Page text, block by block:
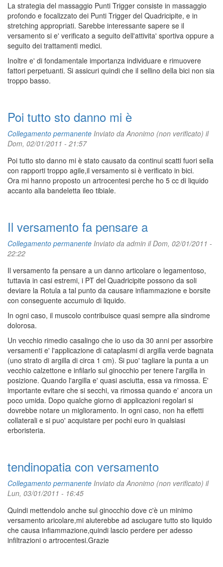
La strategia del massaggio Punti Trigger consiste in massaggio
profondo e focalizzato dei Punti Trigger del Quadricipite, e in
stretching appropriati. Sarebbe interessante sapere se il
versamento si e' verificato a seguito dell'attivita' sportiva oppure a
seguito dei trattamenti medici.
Inoltre e' di fondamentale importanza individuare e rimuovere
fattori perpetuanti. Si assicuri quindi che il sellino della bici non sia
troppo basso.
Poi tutto sto danno mi è
Collegamento permanente Inviato daAnonimo (non verificato) il
Dom, 02/01/2011 - 21:57
Poi tutto sto danno mi è stato causato da continui scatti fuori sella
con rapporti troppo agile,il versamento si è verificato in bici.
Ora mi hanno proposto un artrocentesi perche ho 5 cc di liquido
accanto alla bandeletta ileo tibiale.
Il versamento fa pensare a
Collegamento permanente Inviato da admin il Dom, 02/01/2011 -
22:22
Il versamento fa pensare a un danno articolare o legamentoso,
tuttavia in casi estremi, i PT del Quadricipite possono da soli
deviare la Rotula a tal punto da causare infiammazione e borsite
con conseguente accumulo di liquido.
In ogni caso, il muscolo contribuisce quasi sempre alla sindrome
dolorosa.
Un vecchio rimedio casalingo che io uso da 30 anni per assorbire
versamenti e' l'applicazione di cataplasmi di argilla verde bagnata
(uno strato di argilla di circa 1 cm). Si puo' tagliare la punta a un
vecchio calzettone e infilarlo sul ginocchio per tenere l'argilla in
posizione. Quando l'argilla e' quasi asciutta, essa va rimossa. E'
importante evitare che si secchi, va rimossa quando e' ancora un
poco umida. Dopo qualche giorno di applicazioni regolari si
dovrebbe notare un miglioramento. In ogni caso, non ha effetti
collaterali e si puo' acquistare per pochi euro in qualsiasi
erboristeria.
tendinopatia con versamento
Collegamento permanente Inviato daAnonimo (non verificato) il
Lun, 03/01/2011 - 16:45
Quindi mettendolo anche sul ginocchio dove c'è un minimo
versamento aricolare,mi aiuterebbe ad asciugare tutto sto liquido
che causa infiammazione,quindi lascio perdere per adesso
infiltrazioni o artrocentesi.Grazie